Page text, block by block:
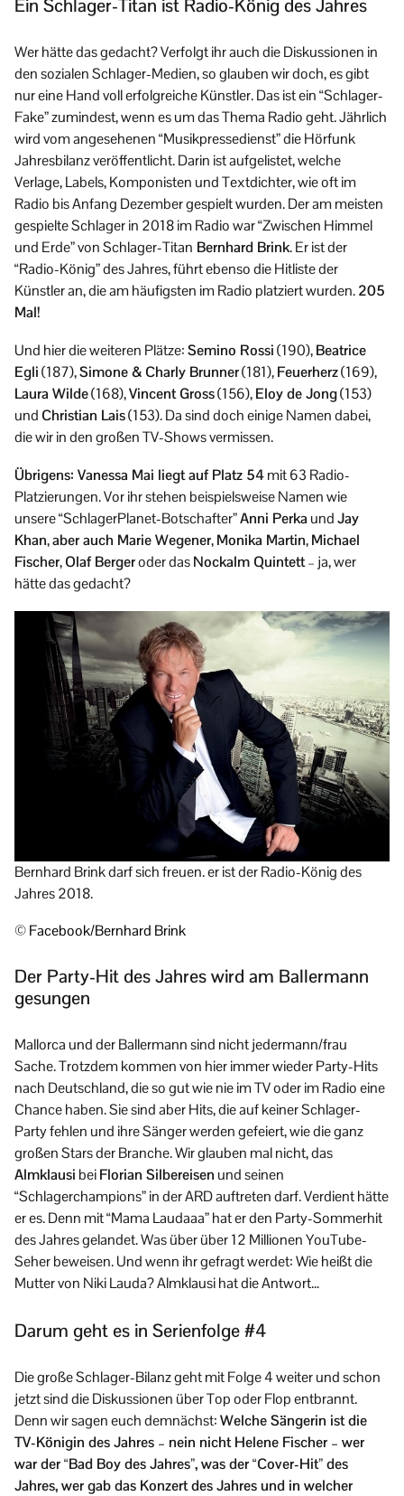
Ein Schlager-Titan ist Radio-König des Jahres
Wer hätte das gedacht? Verfolgt ihr auch die Diskussionen in
den sozialen Schlager-Medien, so glauben wir doch, es gibt
nur eine Hand voll erfolgreiche Künstler. Das ist ein “Schlager-
Fake” zumindest, wenn es um das Thema Radio geht. Jährlich
wird vom angesehenen “Musikpressedienst” die Hörfunk
Jahresbilanz veröffentlicht. Darin ist aufgelistet, welche
Verlage, Labels, Komponisten und Textdichter, wie oft im
Radio bis Anfang Dezember gespielt wurden. Der am meisten
gespielte Schlager in 2018 im Radio war “Zwischen Himmel
und Erde” von Schlager-Titan Bernhard Brink. Er ist der
“Radio-König” des Jahres, führt ebenso die Hitliste der
Künstler an, die am häufigsten im Radio platziert wurden.205
Mal!
Und hier die weiteren Plätze:Semino Rossi(190),Beatrice
Egli(187),Simone & Charly Brunner(181),Feuerherz(169),
Laura Wilde(168),Vincent Gross(156),Eloy de Jong(153)
und Christian Lais(153). Da sind doch einige Namen dabei,
die wir in den großen TV-Shows vermissen.
Übrigens: Vanessa Mai liegt auf Platz 54mit 63 Radio-
Platzierungen. Vor ihr stehen beispielsweise Namen wie
unsere “SchlagerPlanet-Botschafter”Anni Perka undJay
Khan,aber auch Marie Wegener,Monika Martin,Michael
Fischer,Olaf Bergeroder dasNockalm Quintett– ja, wer
hätte das gedacht?
Bernhard Brink darf sich freuen. er ist der Radio-König des
Jahres 2018.
© Facebook/Bernhard Brink
Der Party-Hit des Jahres wird am Ballermann
gesungen
Mallorca und der Ballermann sind nicht jedermann/frau
Sache. Trotzdem kommen von hier immer wieder Party-Hits
nach Deutschland, die so gut wie nie im TV oder im Radio eine
Chance haben. Sie sind aber Hits, die auf keiner Schlager-
Party fehlen und ihre Sänger werden gefeiert, wie die ganz
großen Stars der Branche. Wir glauben mal nicht, das
Almklausi beiFlorian Silbereisen und seinen
“Schlagerchampions” in der ARD auftreten darf. Verdient hätte
er es. Denn mit “Mama Laudaaa” hat er den Party-Sommerhit
des Jahres gelandet. Was über über 12 Millionen YouTube-
Seher beweisen. Und wenn ihr gefragt werdet: Wie heißt die
Mutter von Niki Lauda? Almklausi hat die Antwort…
Darum geht es in Serienfolge #4
Die große Schlager-Bilanz geht mit Folge 4 weiter und schon
jetzt sind die Diskussionen über Top oder Flop entbrannt.
Denn wir sagen euch demnächst:Welche Sängerin ist die
TV-Königin des Jahres – nein nicht Helene Fischer – wer
war der “Bad Boy des Jahres”, was der “Cover-Hit” des
Jahres, wer gab das Konzert des Jahres und in welcher